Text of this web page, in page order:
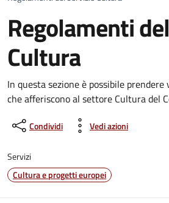
Regolamenti
Cultura
In questa sezione è possibile
che afferiscono al settore Cultura del
Condividi Vedi azioni
Servizi
Cultura e progetti europei